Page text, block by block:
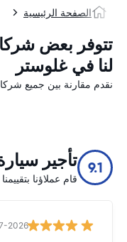
الصفحة الرئيسية
تتوفر بعض
لنا في غلوستر
نقدم مقارنة بين جميع
9.1 تأجير
قام عملاؤنا بتقييمنا على 9.1/ 10 من
2026